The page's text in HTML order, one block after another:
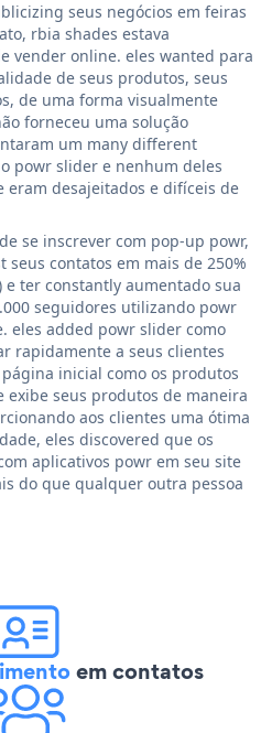
seus negócios em feiras
rbia shades estava
vender online. eles wanted para
de seus produtos, seus
de uma forma visualmente
forneceu uma solução
um many different
powr slider e nenhum deles
eram desajeitados e difíceis de
se inscrever com pop-up powr,
seus contatos em mais de 250%
e ter constantly aumentado sua
seguidores utilizando powr
eles added powr slider como
rapidamente a seus clientes
inicial como os produtos
exibe seus produtos de maneira
aos clientes uma ótima
eles discovered que os
aplicativos powr em seu site
do que qualquer outra pessoa
em contatos